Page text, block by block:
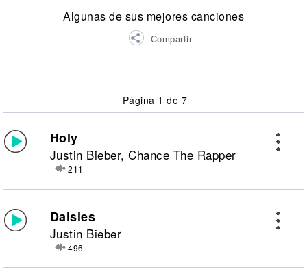
Algunas de sus mejores canciones
Compartir
Página 1 de 7
Holy
Justin Bieber, Chance The Rapper
211
Daisies
Justin Bieber
496